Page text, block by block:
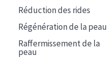
Réduction des rides
Régénération de la peau
Raffermissement de la
peau